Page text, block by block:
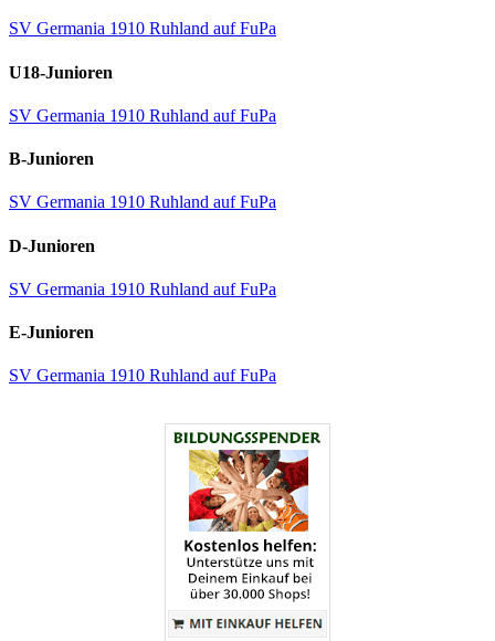
SV Germania 1910 Ruhland auf FuPa
U18-Junioren
SV Germania 1910 Ruhland auf FuPa
B-Junioren
SV Germania 1910 Ruhland auf FuPa
D-Junioren
SV Germania 1910 Ruhland auf FuPa
E-Junioren
SV Germania 1910 Ruhland auf FuPa